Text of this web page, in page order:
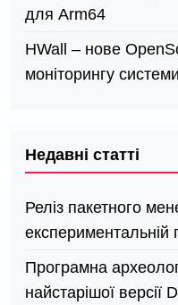
для Arm64
HWall – нове
моніторингу
Недавні статті
Реліз пакетного
експериментальній
Програмна
найстарішої версії